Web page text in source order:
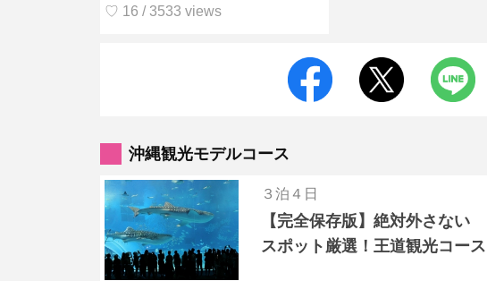
♡ 16 / 3533 views
沖縄観光モデルコース
３泊４日
【完全保存版】絶対外さない
スポット厳選！王道観光コース